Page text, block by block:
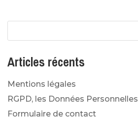
Articles récents
Mentions légales
RGPD, les Données Personnelles
Formulaire de contact